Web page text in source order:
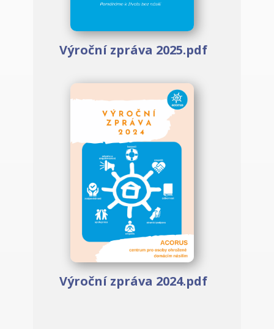
Výroční zpráva 2025.pdf
Výroční zpráva 2024.pdf